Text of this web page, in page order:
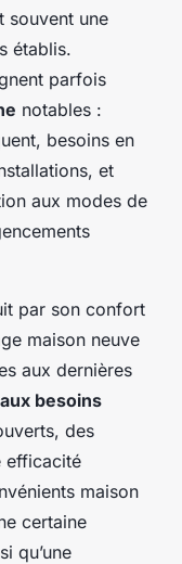
souvent une
établis.
parfois
notables :
besoins en
et
aux modes de
par son confort
maison neuve
aux dernières
besoins
des
efficacité
maison
certaine
qu’une